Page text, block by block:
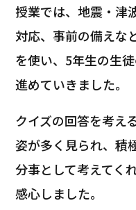
授業では、地震・津
対応、事前の備えな
を使い、5年生の生
進めていきました。
クイズの回答を考え
姿が多く見られ、積
分事として考えてく
感心しました。